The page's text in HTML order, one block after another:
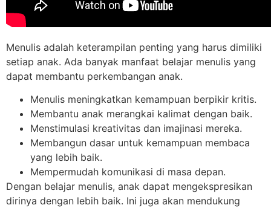
Menulis adalah keterampilan penting yang harus dimiliki
setiap anak. Ada banyak manfaat belajar menulis yang
dapat membantu perkembangan anak.
Menulis meningkatkan kemampuan berpikir kritis.
Membantu anak merangkai kalimat dengan baik.
Menstimulasi kreativitas dan imajinasi mereka.
Membangun dasar untuk kemampuan membaca
yang lebih baik.
Mempermudah komunikasi di masa depan.
Dengan belajar menulis, anak dapat mengekspresikan
dirinya dengan lebih baik. Ini juga akan mendukung